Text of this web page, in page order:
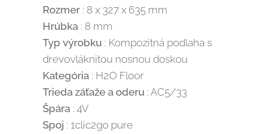
Rozmer : 8 x 327 x 635 mm
Hrúbka : 8 mm
Typ výrobku : Kompozitná podlaha s
drevovláknitou nosnou doskou
Kategória : H2O Floor
Trieda záťaže a oderu : AC5/33
Špára : 4V
Spoj : 1clic2go pure